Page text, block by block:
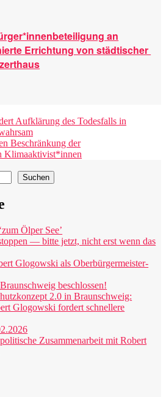
an
Errichtung von städtischer
Aufklärung des Todesfalls in
Beschränkung der
Klimaaktivist*innen
Suchen
Ölper See’
— bitte jetzt, nicht erst wenn das
Glogowski als Oberbürgermeister-
beschlossen!
2.0 in Braunschweig:
Glogowski fordert schnellere
Zusammenarbeit mit Robert